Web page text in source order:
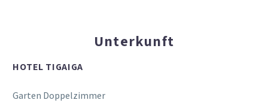
Unterkunft
HOTEL TIGAIGA
Garten Doppelzimmer